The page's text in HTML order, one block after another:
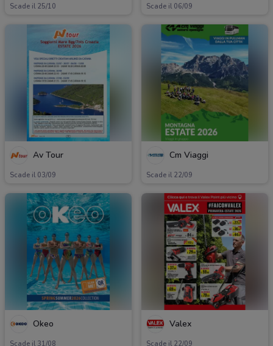
Scade il 25/10 Scade il 06/09
Av Tour
Scade il 03/09
Cm Viaggi
Scade il 22/09
Okeo
Scade il 31/08
Valex
Scade il 22/09